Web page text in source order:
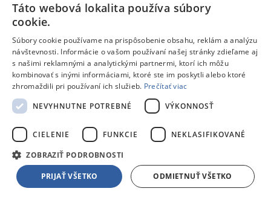
Gaming myši, klávesnice, podložky
Logitech G203 2nd Gen LIGHTSYNC Gaming Mouse - LILAC
Herná myš
Logitech G G203 LIGHTSYNC. Rozhranie zariadenia: USB Typ-
A, Rozlíšenie pohybu: 8000 DPI, Odozva: 1 ms, Typ tlačidiel:
Stlačené tlačidlá, Počet tlačidiel: 6, Typ závitu: Koleso. Farba
podsvietenia: Červená/zelená/modrá. Napájací zdroj: Kábel. Farba:
orgován
Doprava zdarma
Dostupný
46,11 € s DPH
Pridať do košíka
Porovnať
Táto webová lokalita používa súbory
cookie.
Súbory cookie používame na prispôsobenie obsahu, reklám a analýzu
návštevnosti. Informácie o vašom používaní našej stránky zdieľame aj
s našimi reklamnými a analytickými partnermi, ktorí ich môžu
kombinovať s inými informáciami, ktoré ste im poskytli alebo ktoré
zhromaždili pri používaní ich služieb. Prečítať viac
NEVYHNUTNE POTREBNÉ
VÝKONNOSŤ
CIELENIE FUNKCIE NEKLASIFIKOVANÉ
ZOBRAZIŤ PODROBNOSTI
PRIJAŤ VŠETKO ODMIETNUŤ VŠETKO